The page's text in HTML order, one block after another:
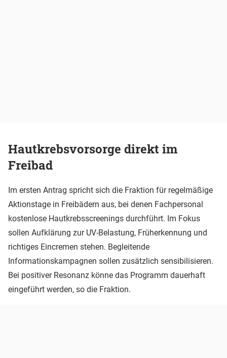
Hautkrebsvorsorge direkt im
Freibad
Im ersten Antrag spricht sich die Fraktion für regelmäßige
Aktionstage in Freibädern aus, bei denen Fachpersonal
kostenlose Hautkrebsscreenings durchführt. Im Fokus
sollen Aufklärung zur UV-Belastung, Früherkennung und
richtiges Eincremen stehen. Begleitende
Informationskampagnen sollen zusätzlich sensibilisieren.
Bei positiver Resonanz könne das Programm dauerhaft
eingeführt werden, so die Fraktion.